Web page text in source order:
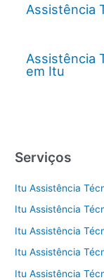
Assistência
Assistência
em Itu
Serviços
Itu Assistência
Itu Assistência
Itu Assistência
Itu Assistência
Itu Assistência